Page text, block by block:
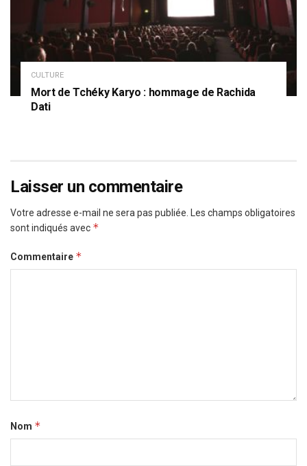
CULTURE
Mort de Tchéky Karyo : hommage de Rachida
Dati
Laisser un commentaire
Votre adresse e-mail ne sera pas publiée.
Les champs obligatoires
sont indiqués avec *
Commentaire *
Nom *